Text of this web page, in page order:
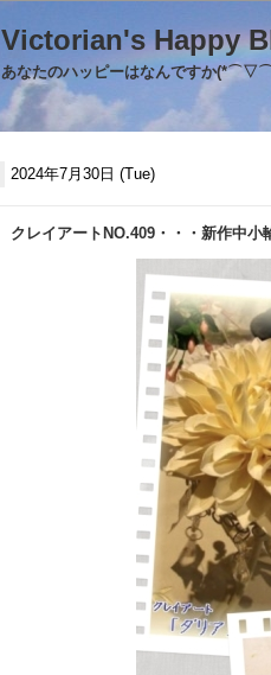
Victorian's
あなたのハッピーはなんですか
2024年7月30日 (Tue)
クレイアートNO.409・・・新作中